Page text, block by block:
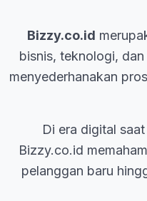
Bizzy.co.id
bisnis, teknologi,
menyederhanakan
Di era digital
Bizzy.co.id
pelanggan baru